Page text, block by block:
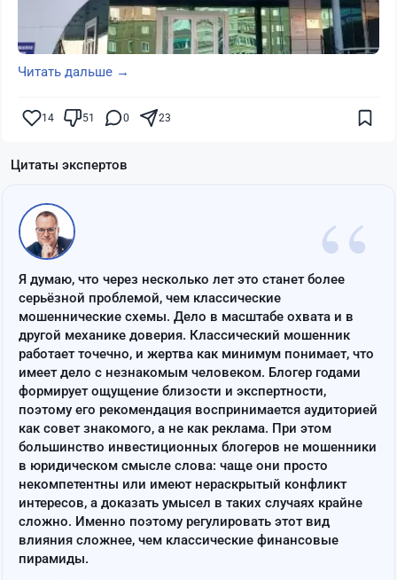
Читать дальше →
14 51 0 23
Цитаты экспертов
“
Я думаю, что через несколько лет это станет более
серьёзной проблемой, чем классические
мошеннические схемы. Дело в масштабе охвата и в
другой механике доверия. Классический мошенник
работает точечно, и жертва как минимум понимает, что
имеет дело с незнакомым человеком. Блогер годами
формирует ощущение близости и экспертности,
поэтому его рекомендация воспринимается аудиторией
как совет знакомого, а не как реклама. При этом
большинство инвестиционных блогеров не мошенники
в юридическом смысле слова: чаще они просто
некомпетентны или имеют нераскрытый конфликт
интересов, а доказать умысел в таких случаях крайне
сложно. Именно поэтому регулировать этот вид
влияния сложнее, чем классические финансовые
пирамиды.